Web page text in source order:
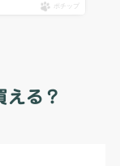
ポチップ
える？